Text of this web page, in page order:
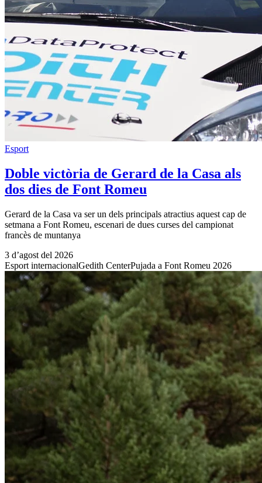
Esport
Doble victòria de Gerard de la Casa als
dos dies de Font Romeu
Gerard de la Casa va ser un dels principals atractius aquest cap de
setmana a Font Romeu, escenari de dues curses del campionat
francès de muntanya
3 d’agost del 2026
Esport internacionalGedith CenterPujada a Font Romeu 2026